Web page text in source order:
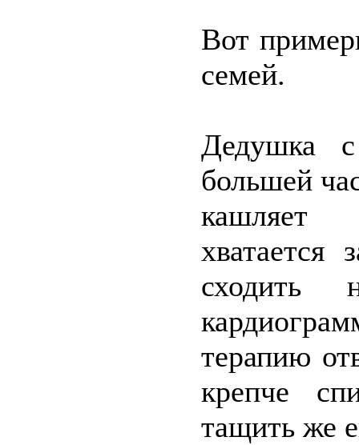
Вот
семей.
Дедушка
большей
кашляет
сходить
терапию
крепче
тащить же